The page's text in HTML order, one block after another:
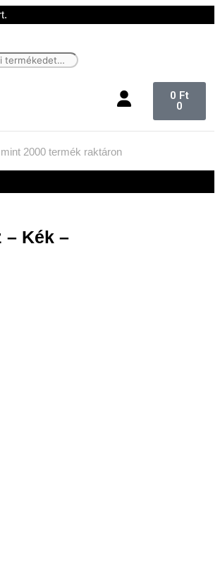
0 Ft
0
2000 termék raktáron
– Kék –